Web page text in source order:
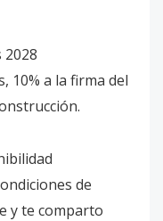
2028
10% a la firma del
de
y te comparto